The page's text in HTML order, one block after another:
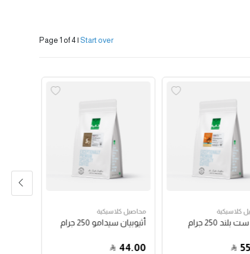
Page 1 of 4 | Start over
كلاسيكية
250 جرام
محاصيل كلاسيكية
أثيوبيان سيدامو 250 جرام
44.00